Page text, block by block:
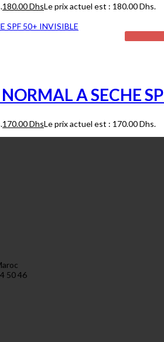
180.00DhsLe prix actuel est : 180.00 Dhs.
A SECHE
170.00DhsLe prix actuel est : 170.00 Dhs.
50 46